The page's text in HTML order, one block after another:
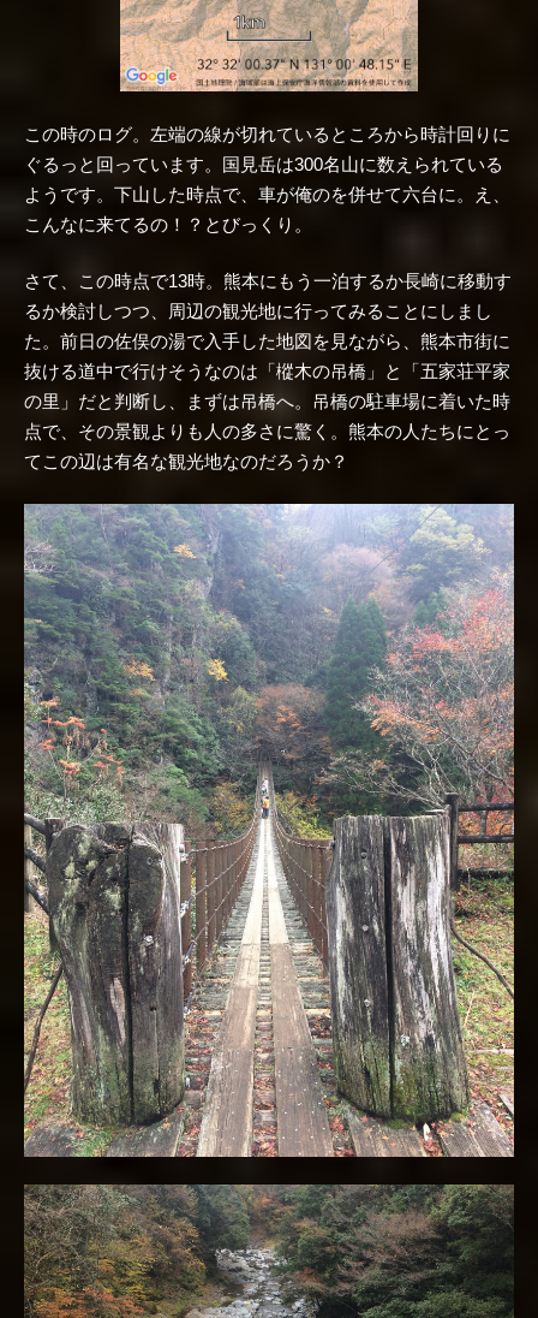
この時のログ。左端の線が切れているところから時計回りに
ぐるっと回っています。国見岳は300名山に数えられている
ようです。下山した時点で、車が俺のを併せて六台に。え、
こんなに来てるの！？とびっくり。
さて、この時点で13時。熊本にもう一泊するか長崎に移動す
るか検討しつつ、周辺の観光地に行ってみることにしまし
た。前日の佐俣の湯で入手した地図を見ながら、熊本市街に
抜ける道中で行けそうなのは「樅木の吊橋」と「五家荘平家
の里」だと判断し、まずは吊橋へ。吊橋の駐車場に着いた時
点で、その景観よりも人の多さに驚く。熊本の人たちにとっ
てこの辺は有名な観光地なのだろうか？